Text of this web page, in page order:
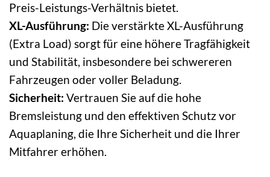
Preis-Leistungs-Verhältnis bietet.
XL-Ausführung: Die verstärkte XL-Ausführung
(Extra Load) sorgt für eine höhere Tragfähigkeit
und Stabilität, insbesondere bei schwereren
Fahrzeugen oder voller Beladung.
Sicherheit: Vertrauen Sie auf die hohe
Bremsleistung und den effektiven Schutz vor
Aquaplaning, die Ihre Sicherheit und die Ihrer
Mitfahrer erhöhen.